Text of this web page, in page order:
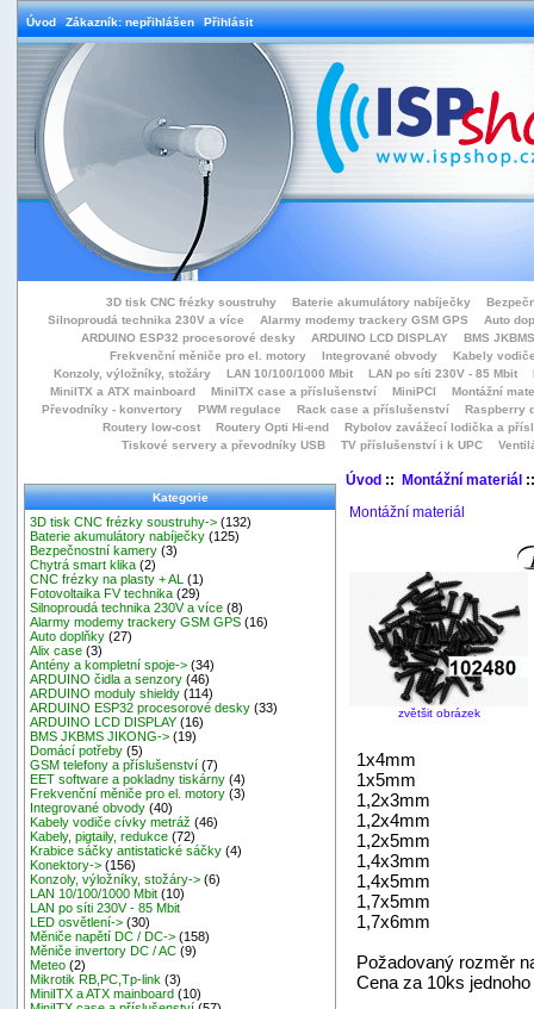
Úvod Zákazník: nepřihlášen Přihlásit
3D tisk CNC frézky soustruhy Baterie akumulátory nabíječky
Silnoproudá technika 230V a více
Alarmy modemy trackery GSM GPS
Auto
ARDUINO ESP32 procesorové desky
ARDUINO LCD DISPLAY
BMS
Frekvenční měniče pro el. motory
Integrované obvody
Kabely
Konzoly, výložníky, stožáry
LAN 10/100/1000 Mbit LAN po síti 230V - 85 Mbit
MiniITX a ATX mainboard
MiniITX case a příslušenství MiniPCI
Montážní
Převodníky - konvertory
PWM regulace Rack case a příslušenství
Raspberry
Routery low-cost
Routery Opti Hi-end
Rybolov zavážecí lodička a přísl
Tiskové servery a převodníky USB
TV příslušenství i k UPC
Kategorie
3D tisk CNC frézky soustruhy-> (132)
Baterie akumulátory nabíječky (125)
Bezpečnostní kamery (3)
Chytrá smart klika (2)
CNC frézky na plasty + AL
(1)
Fotovoltaika FV technika (29)
Silnoproudá technika 230V a více (8)
Alarmy modemy trackery GSM GPS (16)
Auto doplňky (27)
Alix case (3)
Antény a kompletní spoje-> (34)
ARDUINO čidla a senzory (46)
ARDUINO moduly shieldy (114)
ARDUINO ESP32 procesorové desky (33)
ARDUINO LCD DISPLAY (16)
BMS JKBMS JIKONG-> (19)
Domácí potřeby (5)
GSM telefony a příslušenství (7)
EET software a pokladny tiskárny (4)
Frekvenční měniče pro el. motory (3)
Integrované obvody (40)
Kabely vodiče cívky metráž (46)
Kabely, pigtaily, redukce (72)
Krabice sáčky antistatické sáčky (4)
Konektory-> (156)
Konzoly, výložníky, stožáry-> (6)
LAN 10/100/1000 Mbit (10)
LAN po síti 230V - 85 Mbit
LED osvětlení-> (30)
Měniče napětí DC / DC-> (158)
Měniče invertory DC / AC (9)
Meteo (2)
Mikrotik RB,PC,Tp-link (3)
MiniITX a ATX mainboard (10)
Úvod:: Montážní materiál::
Montážní materiál
zvětšit obrázek
1x4mm
1x5mm
1,2x3mm
1,2x4mm
1,2x5mm
1,4x3mm
1,4x5mm
1,7x5mm
1,7x6mm
Požadovaný rozměr
Cena za 10ks